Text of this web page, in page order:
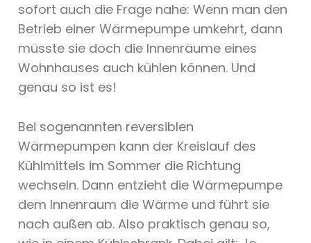
sofort auch die Frage nahe: Wenn man den
Betrieb einer Wärmepumpe umkehrt, dann
müsste sie doch die Innenräume eines
Wohnhauses auch kühlen können. Und
genau so ist es!
Bei sogenannten reversiblen
Wärmepumpen kann der Kreislauf des
Kühlmittels im Sommer die Richtung
wechseln. Dann entzieht die Wärmepumpe
dem Innenraum die Wärme und führt sie
nach außen ab. Also praktisch genau so,